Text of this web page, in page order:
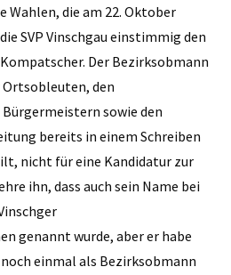
Wahlen, die am 22. Oktober
SVP Vinschgau einstimmig den
Der Bezirksobmann
den
sowie den
bereits in einem Schreiben
nicht für eine Kandidatur zur
ihn, dass auch sein Name bei
genannt wurde, aber er habe
einmal als Bezirksobmann